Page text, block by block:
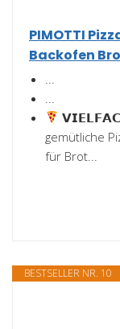
PIMOTTI
Backofen
gemütliche
für Brot...
BESTSELLER NR. 10